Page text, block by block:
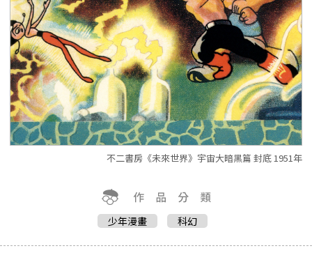
不二書房《未來世界》宇宙大暗黑篇 封底 1951年
少年漫畫 科幻